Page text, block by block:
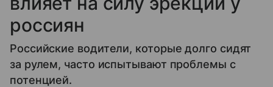
россиян
Российские водители, которые долго сидят
за рулем, часто испытывают проблемы с
потенцией.